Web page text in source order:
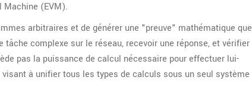
Machine (EVM).
arbitraires et de générer une "preuve" mathématique que
complexe sur le réseau, recevoir une réponse, et vérifier
pas la puissance de calcul nécessaire pour effectuer lui-
à unifier tous les types de calculs sous un seul système